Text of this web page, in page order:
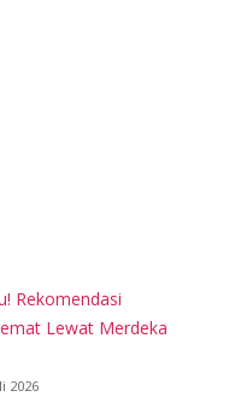
Rekomendasi
Lewat Merdeka
2026